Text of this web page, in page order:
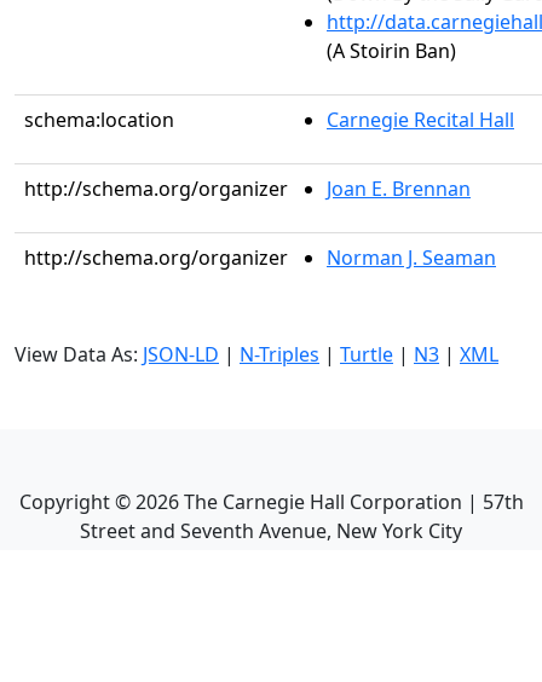
http://
(A Stoirin Ban)
schema:location Carnegie Recital Hall
http://schema.org/organizer Joan E. Brennan
http://schema.org/organizer Norman J. Seaman
View Data As: JSON-LD | N-Triples | Turtle | N3 | XML
Copyright ©2026The Carnegie Hall Corporation | 57th
Street and Seventh Avenue, New York City